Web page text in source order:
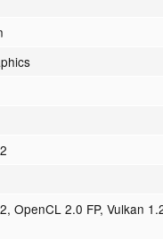
OpenCL 2.0 FP, Vulkan